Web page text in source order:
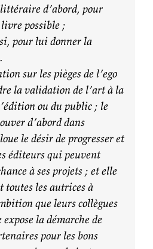
d’abord, pour
possible ;
pour lui donner la
sur les pièges de l’ego
la validation de l’art à la
ou du public ; le
d’abord dans
le désir de progresser et
éditeurs qui peuvent
à ses projets ; et elle
toutes les autrices à
que leurs collègues
la démarche de
pour les bons